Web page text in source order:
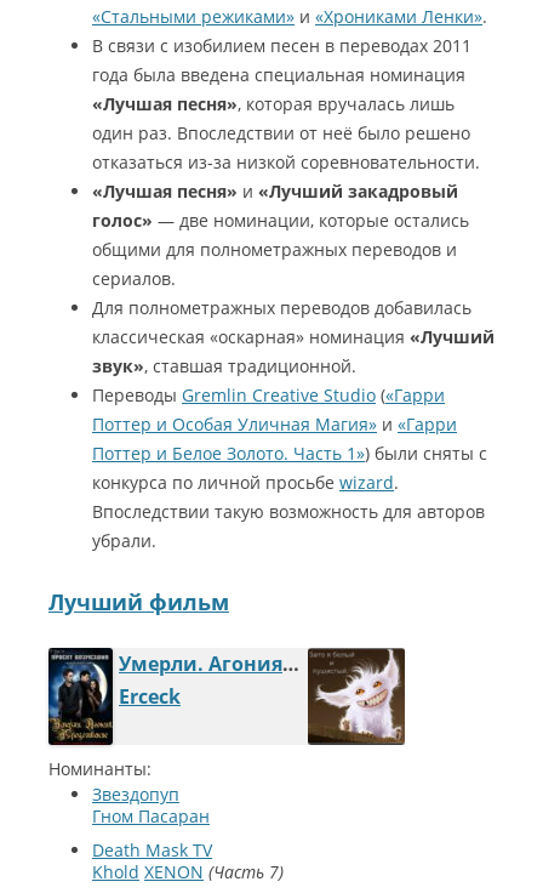
«Стальными режиками» и «Хрониками Ленки».
В связи с изобилием песен в переводах 2011
года была введена специальная номинация
«Лучшая песня», которая вручалась лишь
один раз. Впоследствии от неё было решено
отказаться из-за низкой соревновательности.
«Лучшая песня» и «Лучший закадровый
голос» — две номинации, которые остались
общими для полнометражных переводов и
сериалов.
Для полнометражных переводов добавилась
классическая «оскарная» номинация «Лучший
звук», ставшая традиционной.
Переводы Gremlin Creative Studio («Гарри
Поттер и Особая Уличная Магия» и «Гарри
Поттер и Белое Золото. Часть 1») были сняты с
конкурса по личной просьбе wizard.
Впоследствии такую возможность для авторов
убрали.
Лучший фильм
Умерли. Агония. Продолжение
Erceck
Номинанты:
Звездопуп
Гном Пасаран
Death Mask TV
Khold XENON Часть 7